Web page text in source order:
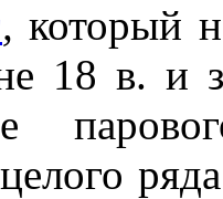
,который
18 в. и